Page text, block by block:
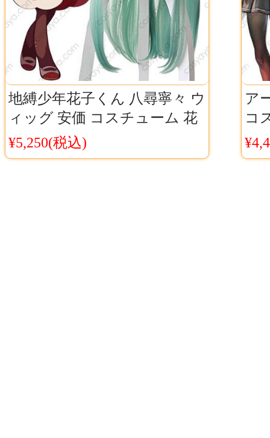
地縛少年花子くん 八尋寧々 ウ
ィッグ 安価 コスチューム 花
子くん 寧々 コスプレウイッ
グ
¥5,250(税込)
ア
コ
ス